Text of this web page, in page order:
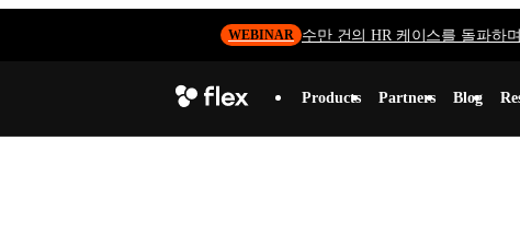
WEBINAR 수만 건의 HR 케이스를 돌파하
Products Partners Blog